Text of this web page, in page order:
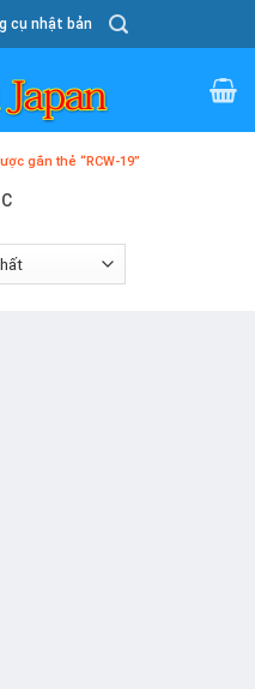
cụ nhật bản
gắn thẻ “RCW-19”